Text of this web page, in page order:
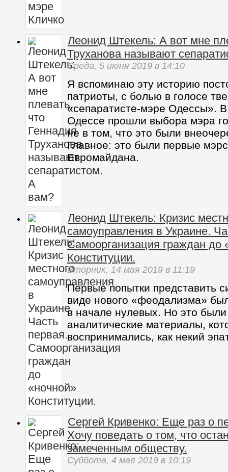
Леонид Штекель: А вот мне
Труханова называют
Среда, 5 июня 2019 в 14:10
Я вспоминаю эту историю
патриоты, с болью в голосе
«сепаратисте-мэре Одессы».
Одессе прошли выбора мэра
не в том, что это были
Главное: это были первые
Евромайдана.
Леонид Штекель: Кризис
самоуправления в Украине.
Самоорганизация граждан до
Конституции.
Вторник, 14 мая 2019 в 11:19
Первые попытки представить
виде нового «феодализма»
в начале нулевых. Но это
аналитические материалы,
воспринимались, как некий
Сергей Кривенко: Еще раз о
Хочу поведать о том, что
замеченным обществу.
Суббота, 4 мая 2019 в 10:19